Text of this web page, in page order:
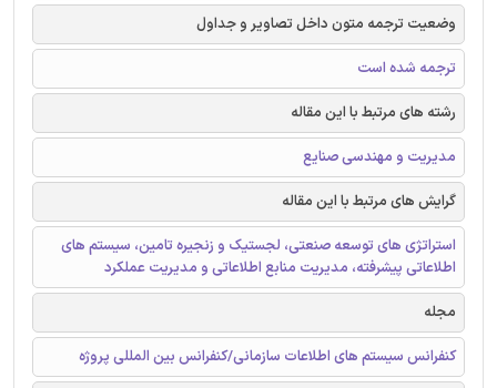
وضعیت ترجمه متون داخل تصاویر و جداول
ترجمه شده است
رشته های مرتبط با این مقاله
مدیریت و مهندسی صنایع
گرایش های مرتبط با این مقاله
استراتژی های توسعه صنعتی، لجستیک و زنجیره تامین، سیستم های
اطلاعاتی پیشرفته، مدیریت منابع اطلاعاتی و مدیریت عملکرد
مجله
کنفرانس سیستم های اطلاعات سازمانی/کنفرانس بین المللی پروژه